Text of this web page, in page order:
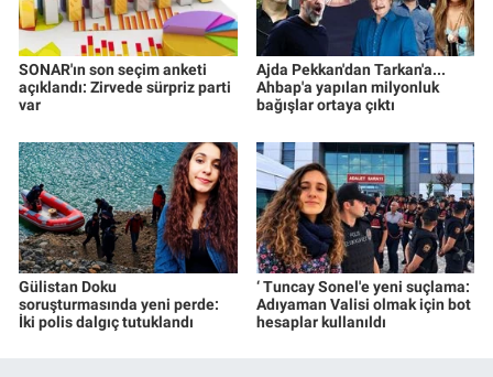
SONAR'ın son seçim anketi
açıklandı: Zirvede sürpriz parti
var
Ajda Pekkan'dan Tarkan'a...
Ahbap'a yapılan milyonluk
bağışlar ortaya çıktı
Gülistan Doku
soruşturmasında yeni perde:
İki polis dalgıç tutuklandı
‘ Tuncay Sonel'e yeni suçlama:
Adıyaman Valisi olmak için bot
hesaplar kullanıldı